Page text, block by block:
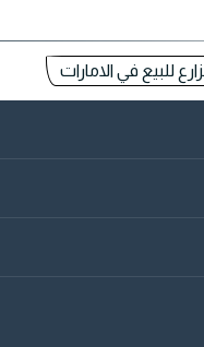
للبيع في الامارات